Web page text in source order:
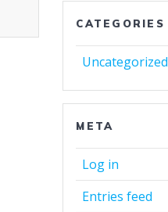
CATEGORIES
Uncategorized
META
Log in
Entries feed